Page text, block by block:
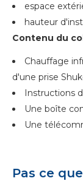
espace
hauteur
Contenu du
Chauffage
d'une prise
Instructions
Une boîte
Une
Pas ce